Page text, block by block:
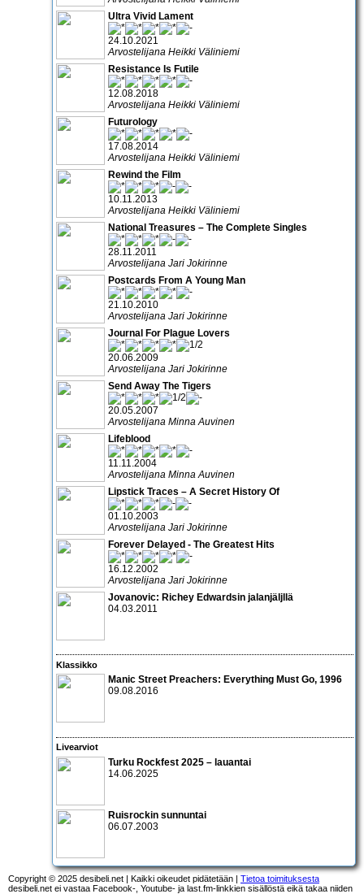
Ultra Vivid Lament
24.10.2021
Arvostelijana Heikki Väliniemi
Resistance Is Futile
12.08.2018
Arvostelijana Heikki Väliniemi
Futurology
17.08.2014
Arvostelijana Heikki Väliniemi
Rewind the Film
10.11.2013
Arvostelijana Heikki Väliniemi
National Treasures – The Complete Singles
28.11.2011
Arvostelijana Jari Jokirinne
Postcards From A Young Man
21.10.2010
Arvostelijana Jari Jokirinne
Journal For Plague Lovers
20.06.2009
Arvostelijana Jari Jokirinne
Send Away The Tigers
20.05.2007
Arvostelijana Minna Auvinen
Lifeblood
11.11.2004
Arvostelijana Minna Auvinen
Lipstick Traces – A Secret History Of
01.10.2003
Arvostelijana Jari Jokirinne
Forever Delayed - The Greatest Hits
16.12.2002
Arvostelijana Jari Jokirinne
Jovanovic: Richey Edwardsin jalanjäljllä
04.03.2011
Klassikko
Manic Street Preachers: Everything Must Go, 1996
09.08.2016
Livearviot
Turku Rockfest 2025 – lauantai
14.06.2025
Ruisrockin sunnuntai
06.07.2003
Copyright © 2025 desibeli.net | Kaikki oikeudet pidätetään | Tietoa toimituksesta
desibeli.net ei vastaa Facebook-, Youtube- ja last.fm-linkkien sisällöstä eikä takaa niiden